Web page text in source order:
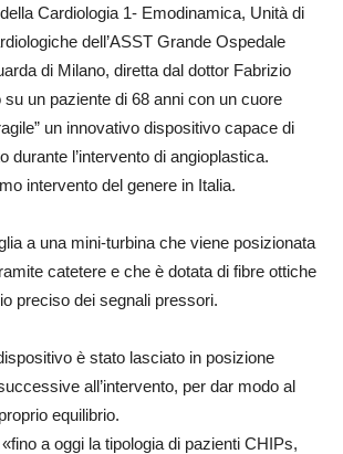
Cardiologia 1- Emodinamica, Unità di
dell’ASST Grande Ospedale
di Milano, diretta dal dottor Fabrizio
un paziente di 68 anni con un cuore
un innovativo dispositivo capace di
durante l’intervento di angioplastica.
intervento del genere in Italia.
a una mini-turbina che viene posizionata
catetere e che è dotata di fibre ottiche
preciso dei segnali pressori.
è stato lasciato in posizione
all’intervento, per dar modo al
equilibrio.
a oggi la tipologia di pazienti CHIPs,